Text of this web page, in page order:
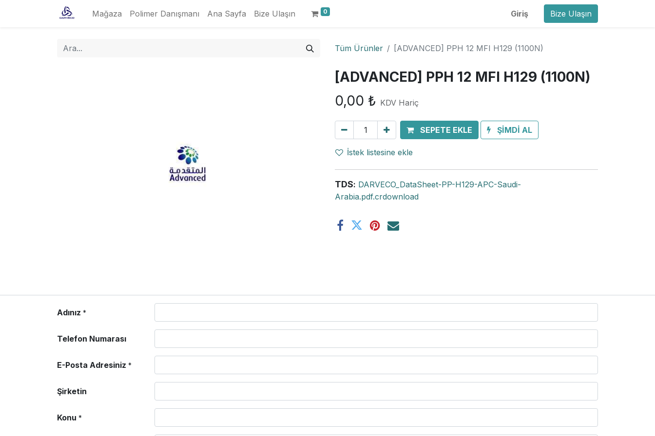
Mağaza Polimer Danışmanı Ana Sayfa Bize Ulaşın 0 Giriş Bize Ulaşın
Tüm Ürünler [ADVANCED] PPH 12 MFI H129 (1100N)
[ADVANCED] PPH 12 MFI H129 (1100N)
0,00 ₺ KDV Hariç
SEPETE EKLE ŞİMDİ AL
İstek listesine ekle
TDS: DARVECO_DataSheet-PP-H129-APC-Saudi-
Arabia.pdf.crdownload
Adınız *
Telefon Numarası
E-Posta Adresiniz *
Şirketin
Konu *